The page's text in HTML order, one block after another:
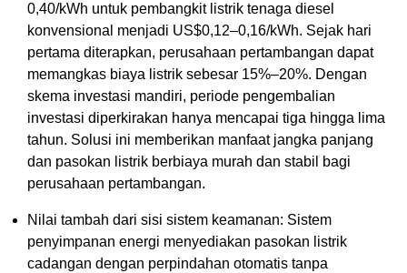
0,40/kWh untuk pembangkit listrik tenaga diesel
konvensional menjadi US$0,12–0,16/kWh. Sejak hari
pertama diterapkan, perusahaan pertambangan dapat
memangkas biaya listrik sebesar 15%–20%. Dengan
skema investasi mandiri, periode pengembalian
investasi diperkirakan hanya mencapai tiga hingga lima
tahun. Solusi ini memberikan manfaat jangka panjang
dan pasokan listrik berbiaya murah dan stabil bagi
perusahaan pertambangan.
Nilai tambah dari sisi sistem keamanan: Sistem
penyimpanan energi menyediakan pasokan listrik
cadangan dengan perpindahan otomatis tanpa